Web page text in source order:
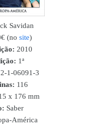
Savidan
(no site)
2010
1ª
1-06091-3
116
x 176 mm
Saber
América